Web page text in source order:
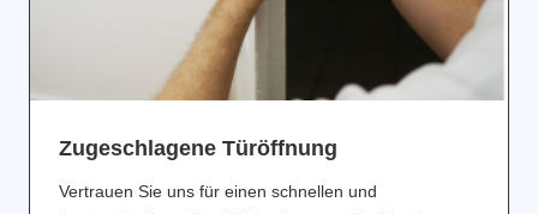
Zugeschlagene Türöffnung
Vertrauen Sie uns für einen schnellen und